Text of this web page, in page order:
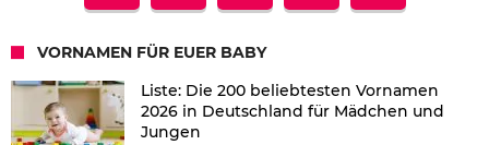
VORNAMEN FÜR EUER BABY
Liste: Die 200 beliebtesten Vornamen
2026 in Deutschland für Mädchen und
Jungen